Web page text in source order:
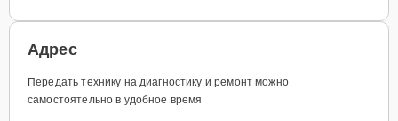
Адрес
Передать технику на диагностику и ремонт можно
самостоятельно в удобное время